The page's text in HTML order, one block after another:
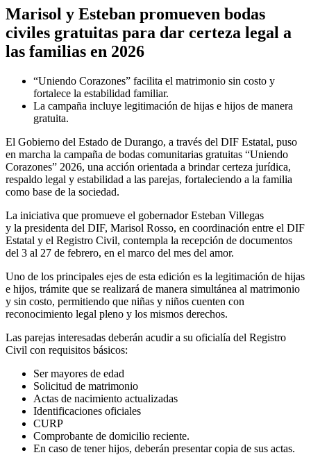
Marisol y Esteban promueven bodas
civiles gratuitas para dar certeza legal a
las familias en 2026
“Uniendo Corazones” facilita el matrimonio sin costo y
fortalece la estabilidad familiar.
La campaña incluye legitimación de hijas e hijos de manera
gratuita.
El Gobierno del Estado de Durango, a través del DIF Estatal, puso
en marcha la campaña de bodas comunitarias gratuitas “Uniendo
Corazones” 2026, una acción orientada a brindar certeza jurídica,
respaldo legal y estabilidad a las parejas, fortaleciendo a la familia
como base de la sociedad.
La iniciativa que promueve el gobernador Esteban Villegas
y la presidenta del DIF, Marisol Rosso, en coordinación entre el DIF
Estatal y el Registro Civil, contempla la recepción de documentos
del 3 al 27 de febrero, en el marco del mes del amor.
Uno de los principales ejes de esta edición es la legitimación de hijas
e hijos, trámite que se realizará de manera simultánea al matrimonio
y sin costo, permitiendo que niñas y niños cuenten con
reconocimiento legal pleno y los mismos derechos.
Las parejas interesadas deberán acudir a su oficialía del Registro
Civil con requisitos básicos:
Ser mayores de edad
Solicitud de matrimonio
Actas de nacimiento actualizadas
Identificaciones oficiales
CURP
Comprobante de domicilio reciente.
En caso de tener hijos, deberán presentar copia de sus actas.